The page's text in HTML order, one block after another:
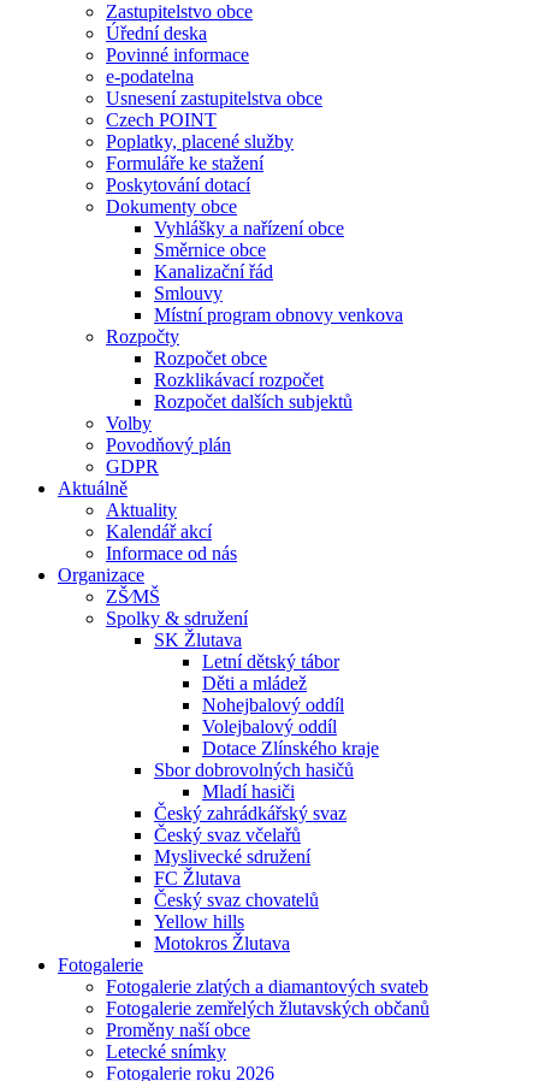
Zastupitelstvo obce
Úřední deska
Povinné informace
e-podatelna
Usnesení zastupitelstva obce
Czech POINT
Poplatky, placené služby
Formuláře ke stažení
Poskytování dotací
Dokumenty obce
Vyhlášky a nařízení obce
Směrnice obce
Kanalizační řád
Smlouvy
Místní program obnovy venkova
Rozpočty
Rozpočet obce
Rozklikávací rozpočet
Rozpočet dalších subjektů
Volby
Povodňový plán
GDPR
Aktuálně
Aktuality
Kalendář akcí
Informace od nás
Organizace
ZŠ⁄MŠ
Spolky & sdružení
SK Žlutava
Letní dětský tábor
Děti a mládež
Nohejbalový oddíl
Volejbalový oddíl
Dotace Zlínského kraje
Sbor dobrovolných hasičů
Mladí hasiči
Český zahrádkářský svaz
Český svaz včelařů
Myslivecké sdružení
FC Žlutava
Český svaz chovatelů
Yellow hills
Motokros Žlutava
Fotogalerie
Fotogalerie zlatých a diamantových svateb
Fotogalerie zemřelých žlutavských občanů
Proměny naší obce
Letecké snímky
Fotogalerie roku 2026